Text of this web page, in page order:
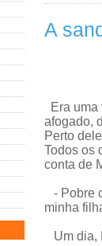
A
Era uma
afogado,
Perto
Todos os
conta de
- Pobre
minha
Um dia,